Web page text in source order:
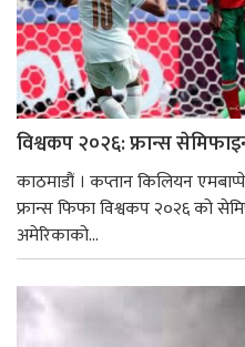
विश्वकप २०२६: फ्रान्स
काठमाडौं । कप्तान किलियन
फ्रान्स फिफा विश्वकप २०२६ को
अमेरिकाको...